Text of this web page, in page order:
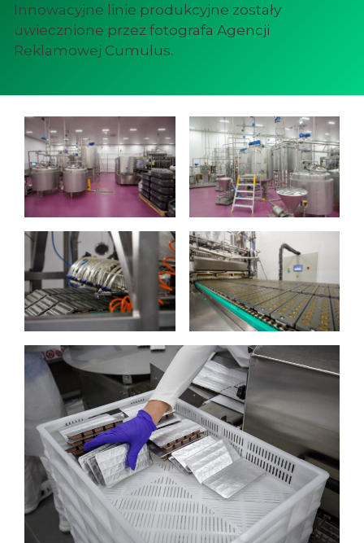
Innowacyjne linie produkcyjne zostały
uwiecznione przez fotografa Agencji
Reklamowej Cumulus.